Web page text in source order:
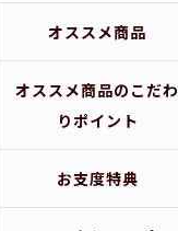
オススメ商品
オススメ商品のこだわ
りポイント
お支度特典